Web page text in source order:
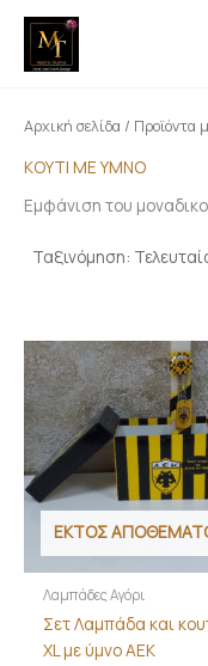
Μετάβαση
περιεχόμενο
Αρχική σελίδα / Προϊόντα
ΚΟΥΤΙ ΜΕ ΥΜΝΟ
Εμφάνιση του
ΕΚΤΌΣ
Λαμπάδες Αγόρι
Σετ Λαμπάδα και
XL με ύμνο ΑΕΚ